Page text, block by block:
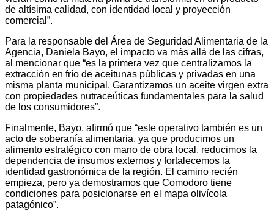
de altísima calidad, con identidad local y proyección
comercial”.
Para la responsable del Área de Seguridad Alimentaria de la
Agencia, Daniela Bayo, el impacto va más allá de las cifras,
al mencionar que “es la primera vez que centralizamos la
extracción en frío de aceitunas públicas y privadas en una
misma planta municipal. Garantizamos un aceite virgen extra
con propiedades nutraceúticas fundamentales para la salud
de los consumidores”.
Finalmente, Bayo, afirmó que “este operativo también es un
acto de soberanía alimentaria, ya que producimos un
alimento estratégico con mano de obra local, reducimos la
dependencia de insumos externos y fortalecemos la
identidad gastronómica de la región. El camino recién
empieza, pero ya demostramos que Comodoro tiene
condiciones para posicionarse en el mapa olivícola
patagónico”.